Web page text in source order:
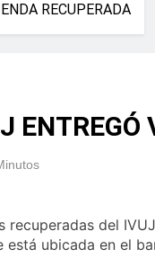
RECUPERADA
recuperadas del
está ubicada en el